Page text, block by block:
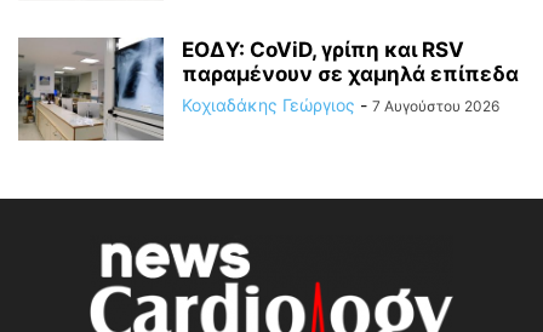
ΕΟΔΥ: CoViD, γρίπη και RSV
παραμένουν σε χαμηλά επίπεδα
Κοχιαδάκης Γεώργιος - 7 Αυγούστου 2026